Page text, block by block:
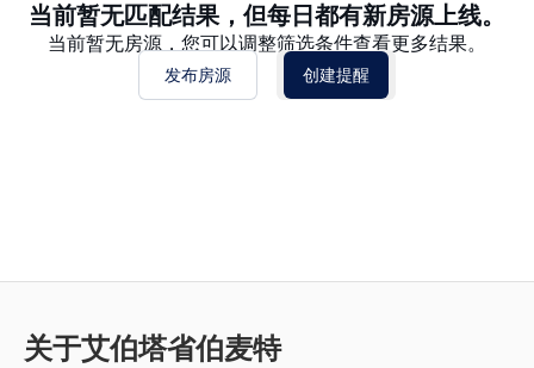
当前暂无匹配结果，但每日都有新房源上线。
当前暂无房源，您可以调整筛选条件查看更多结果。
发布房源 创建提醒
关于艾伯塔省伯麦特